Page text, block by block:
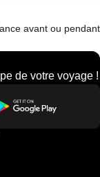
avant ou pendant
de votre voyage !